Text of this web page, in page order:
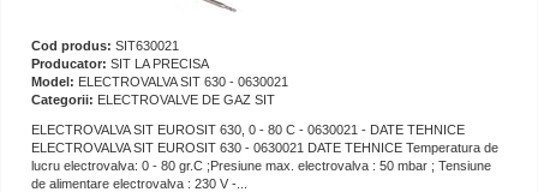
Cod produs: SIT630021
Producator: SIT LA PRECISA
Model: ELECTROVALVA SIT 630 - 0630021
Categorii: ELECTROVALVE DE GAZ SIT
ELECTROVALVA SIT EUROSIT 630, 0 - 80 C - 0630021 - DATE TEHNICE
ELECTROVALVA SIT EUROSIT 630 - 0630021 DATE TEHNICE Temperatura de
lucru electrovalva: 0 - 80 gr.C ;Presiune max. electrovalva : 50 mbar ; Tensiune
de alimentare electrovalva : 230 V -...